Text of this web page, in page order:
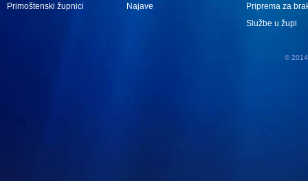
Primoštenski župnici
Najave
Priprema za
Službe u župi
© 2014